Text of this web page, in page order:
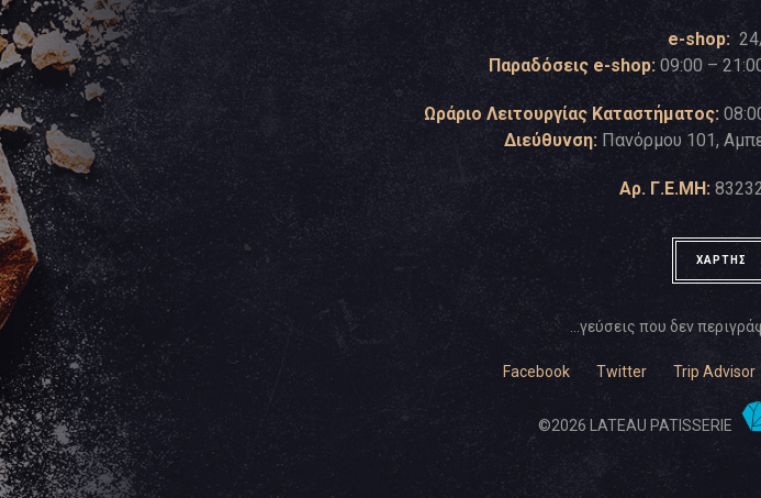
e-shop:
Παραδόσεις e-shop: 09:00 –
Ωράριο Λειτουργίας Καταστήματος:
Διεύθυνση: Πανόρμου 101,
Αρ. Γ.Ε.ΜΗ:
ΧΑΡΤΗΣ
…γεύσεις που δεν
Facebook Twitter Trip Advisor
©2026 LATEAU PATISSERIE